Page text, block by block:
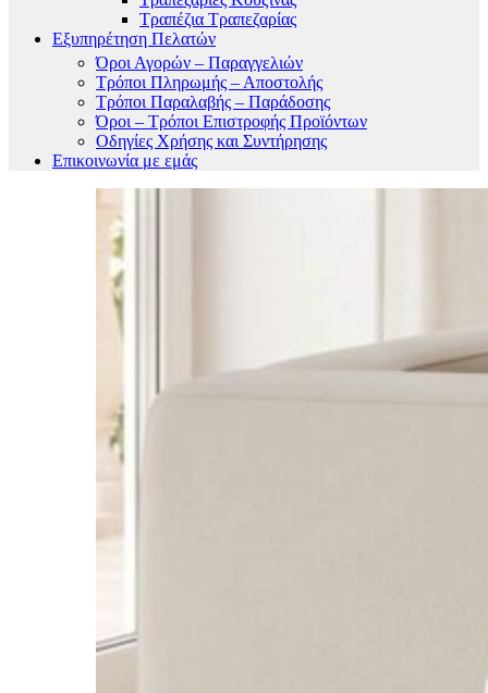
Τραπέζια Τραπεζαρίας
Εξυπηρέτηση Πελατών
Όροι Αγορών – Παραγγελιών
Τρόποι Πληρωμής – Αποστολής
Τρόποι Παραλαβής – Παράδοσης
Όροι – Τρόποι Επιστροφής Προϊόντων
Οδηγίες Χρήσης και Συντήρησης
Επικοινωνία με εμάς